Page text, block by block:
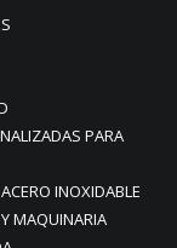
PARA
INOXIDABLE
MAQUINARIA